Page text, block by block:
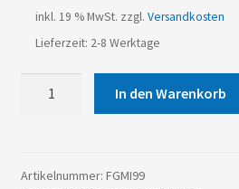
inkl. 19 % MwSt. zzgl. Versandkosten
Lieferzeit: 2-8 Werktage
In den Warenkorb
Artikelnummer: FGMI99